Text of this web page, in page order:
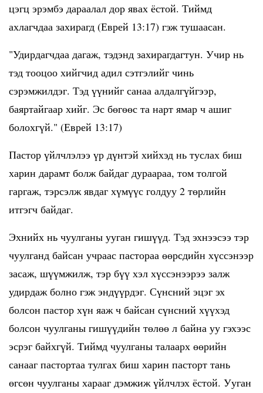
цэгц эрэмбэ дараалал дор явах ёстой. Тиймд
ахлагчдаа захирагд (Еврей 13:17) гэж тушаасан.
"Удирдагчдаа дагаж, тэдэнд захирагдагтун. Учир нь
тэд тооцоо хийгчид адил сэтгэлийг чинь
сэрэмжилдэг. Тэд үүнийг санаа алдалгүйгээр,
баяртайгаар хийг. Эс бөгөөс та нарт ямар ч ашиг
болохгүй." (Еврей 13:17)
Пастор үйлчлэлээ үр дүнтэй хийхэд нь туслах биш
харин дарамт болж байдаг дураараа, том толгой
гаргаж, тэрсэлж явдаг хүмүүс голдуу 2 төрлийн
итгэгч байдаг.
Эхнийх нь чуулганы ууган гишүүд. Тэд эхнээсээ тэр
чуулганд байсан учраас пастораа өөрсдийн хүссэнээр
засаж, шүүмжилж, тэр бүү хэл хүссэнээрээ залж
удирдаж болно гэж эндүүрдэг. Сүнсний эцэг эх
болсон пастор хүн яаж ч байсан сүнсний хүүхэд
болсон чуулганы гишүүдийн төлөө л байна уу гэхээс
эсрэг байхгүй. Тиймд чуулганы талаарх өөрийн
санааг пастортаа тулгах биш харин пасторт тань
өгсөн чуулганы харааг дэмжиж үйлчлэх ёстой. Ууган